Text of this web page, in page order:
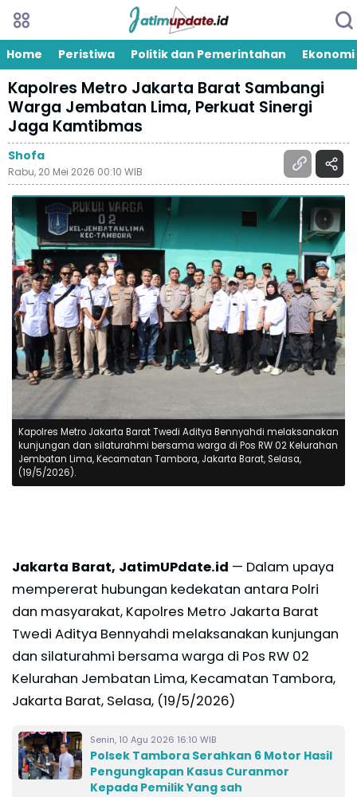
Home Peristiwa Politik dan Pemerintahan Ekonomi
Kapolres Metro Jakarta Barat Sambangi
Warga Jembatan Lima, Perkuat Sinergi
Jaga Kamtibmas
Shofa
Rabu, 20 Mei 2026 00:10 WIB
Kapolres Metro Jakarta Barat Twedi Aditya Bennyahdi melaksanakan
kunjungan dan silaturahmi bersama warga di Pos RW 02 Kelurahan
Jembatan Lima, Kecamatan Tambora, Jakarta Barat, Selasa,
(19/5/2026).
Jakarta Barat, JatimUPdate.id — Dalam upaya
mempererat hubungan kedekatan antara Polri
dan masyarakat, Kapolres Metro Jakarta Barat
Twedi Aditya Bennyahdi melaksanakan kunjungan
dan silaturahmi bersama warga di Pos RW 02
Kelurahan Jembatan Lima, Kecamatan Tambora,
Jakarta Barat, Selasa, (19/5/2026)
Senin, 10 Agu 2026 16:10 WIB
Polsek Tambora Serahkan 6 Motor Hasil
Pengungkapan Kasus Curanmor
Kepada Pemilik Yang sah